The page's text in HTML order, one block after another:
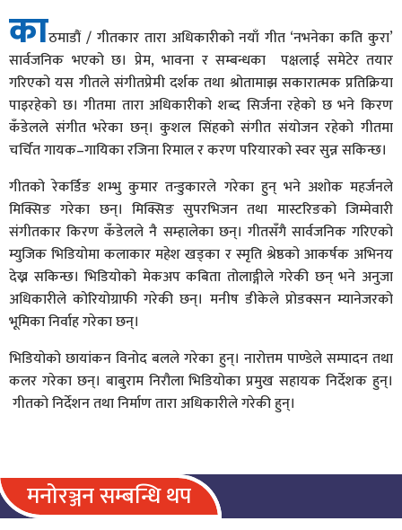
काठमाडौं / गीतकार तारा अधिकारीको नयाँ गीत ‘नभनेका कति कुरा’
सार्वजनिक भएको छ। प्रेम, भावना र सम्बन्धका पक्षलाई समेटेर तयार
गरिएको यस गीतले संगीतप्रेमी दर्शक तथा श्रोतामाझ सकारात्मक प्रतिक्रिया
पाइरहेको छ। गीतमा तारा अधिकारीको शब्द सिर्जना रहेको छ भने किरण
कँडेलले संगीत भरेका छन्। कुशल सिंहको संगीत संयोजन रहेको गीतमा
चर्चित गायक–गायिका रजिना रिमाल र करण परियारको स्वर सुन्न सकिन्छ।
गीतको रेकर्डिङ शम्भु कुमार तन्डुकारले गरेका हुन् भने अशोक महर्जनले
मिक्सिङ गरेका छन्। मिक्सिङ सुपरभिजन तथा मास्टरिङको जिम्मेवारी
संगीतकार किरण कँडेलले नै सम्हालेका छन्। गीतसँगै सार्वजनिक गरिएको
म्युजिक भिडियोमा कलाकार महेश खड्का र स्मृति श्रेष्ठको आकर्षक अभिनय
देख्न सकिन्छ। भिडियोको मेकअप कबिता तोलाङ्गीले गरेकी छन् भने अनुजा
अधिकारीले कोरियोग्राफी गरेकी छन्। मनीष डीकेले प्रोडक्सन म्यानेजरको
भूमिका निर्वाह गरेका छन्।
भिडियोको छायांकन विनोद बलले गरेका हुन्। नारोत्तम पाण्डेले सम्पादन तथा
कलर गरेका छन्। बाबुराम निरौला भिडियोका प्रमुख सहायक निर्देशक हुन्।
गीतको निर्देशन तथा निर्माण तारा अधिकारीले गरेकी हुन्।
मनोरञ्जन सम्बन्धि थप